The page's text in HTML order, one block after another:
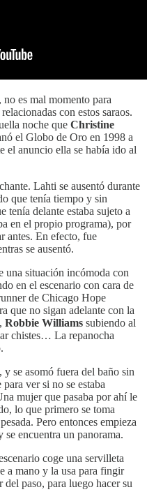
es mal momento para
con estos saraos.
noche que Christine
el Globo de Oro en 1998 a
anuncio ella se había ido al
Lahti se ausentó durante
que tenía tiempo y sin
tenía delante estaba sujeto a
en el propio programa), por
antes. En efecto, fue
se ausentó.
una situación incómoda con
en el escenario con cara de
de Chicago Hope
que no sigan adelante con la
Robbie Williams subiendo al
chistes… La repanocha
se asomó fuera del baño sin
ver si no se estaba
mujer que pasaba por ahí le
lo que primero se toma
Pero entonces empieza
se encuentra un panorama.
coge una servilleta
a mano y la usa para fingir
del paso, para luego hacer su